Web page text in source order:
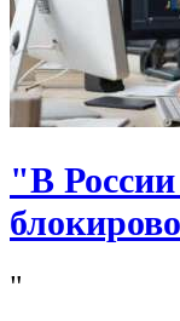
"В
"